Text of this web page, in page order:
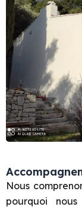
Nous
pourquoi